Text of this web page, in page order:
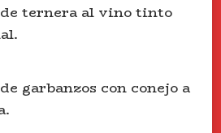
ternera al vino tinto
garbanzos con conejo a